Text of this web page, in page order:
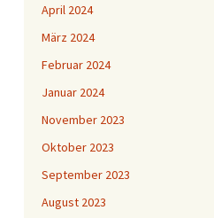
April 2024
März 2024
Februar 2024
Januar 2024
November 2023
Oktober 2023
September 2023
August 2023